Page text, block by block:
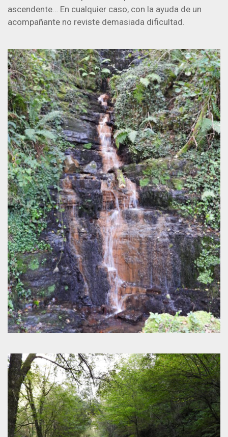
ascendente… En cualquier caso, con la ayuda de un
acompañante no reviste demasiada dificultad.